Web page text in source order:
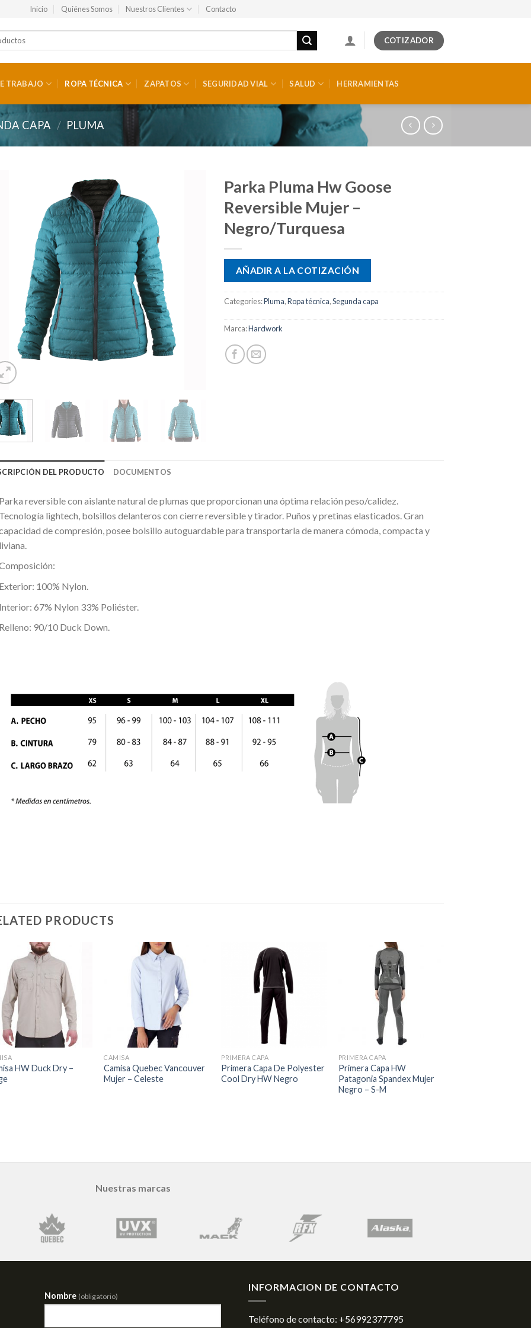
Inicio Quiénes Somos Nuestros Clientes Contacto
COTIZADOR
TRABAJO ROPA TÉCNICA ZAPATOS SEGURIDAD VIAL SALUD HERRAMIENTAS
CAPA / PLUMA
Parka Pluma Hw Goose
Reversible Mujer –
Negro/Turquesa
AÑADIR A LA COTIZACIÓN
Categories:Pluma,Ropa técnica,Segunda capa
Marca:Hardwork
DEL PRODUCTO DOCUMENTOS
Parka reversible con aislante natural de plumas que proporcionan una óptima relación peso/calidez.
Tecnología lightech, bolsillos delanteros con cierre reversible y tirador. Puños y pretinas elasticados. Gran
de compresión, posee bolsillo autoguardable para transportarla de manera cómoda, compacta y
liviana.
Exterior: 100% Nylon.
Interior: 67% Nylon 33% Poliéster.
Relleno: 90/10 Duck Down.
PRODUCTS
HW Duck Dry –
CAMISA
Camisa Quebec Vancouver
Mujer – Celeste
PRIMERA CAPA
Primera Capa De Polyester
Cool Dry HW Negro
PRIMERA CAPA
Primera Capa HW
Patagonia Spandex Mujer
Negro – S-M
Nuestras marcas
Nombre (obligatorio)
INFORMACION DE CONTACTO
Teléfono de contacto: +56992377795